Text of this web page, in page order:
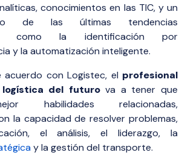
conocimientos en las TIC, y un
de las últimas tendencias
como la identificación por
y la automatización inteligente.
con Logistec, el profesional
del futurova a tener que
habilidades relacionadas,
la capacidad de resolver problemas,
el análisis, el liderazgo, la
y la gestión del transporte.